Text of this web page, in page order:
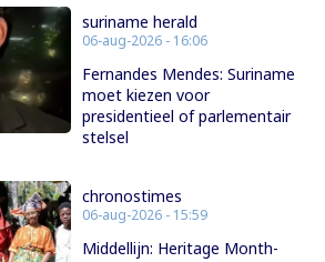
suriname herald
06-aug-2026 - 16:06
Fernandes Mendes: Suriname
moet kiezen voor
presidentieel of parlementair
stelsel
chronostimes
06-aug-2026 - 15:59
Middellijn: Heritage Month-